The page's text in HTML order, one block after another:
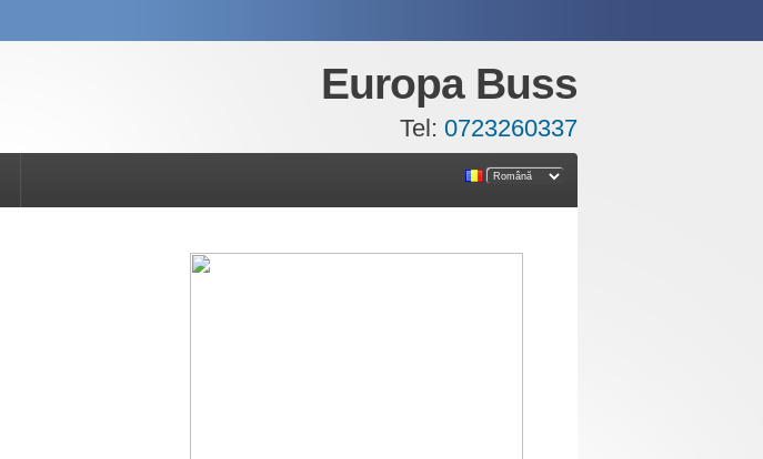
Europa Buss
Tel: 0723260337